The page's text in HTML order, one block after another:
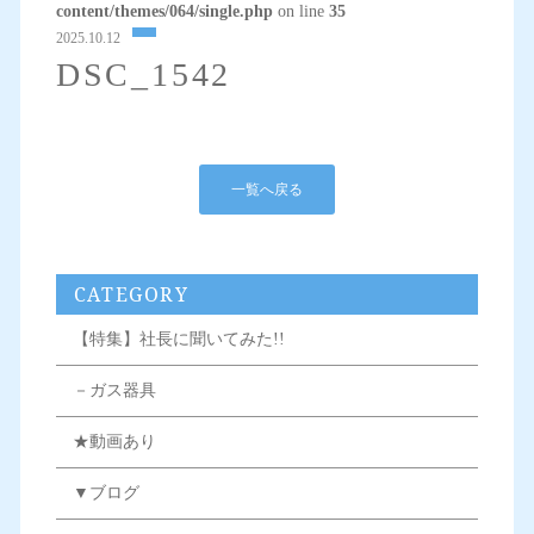
content/themes/064/single.phpon line 35
2025.10.12
DSC_1542
一覧へ戻る
CATEGORY
【特集】社長に聞いてみた!!
－ガス器具
★動画あり
▼ブログ